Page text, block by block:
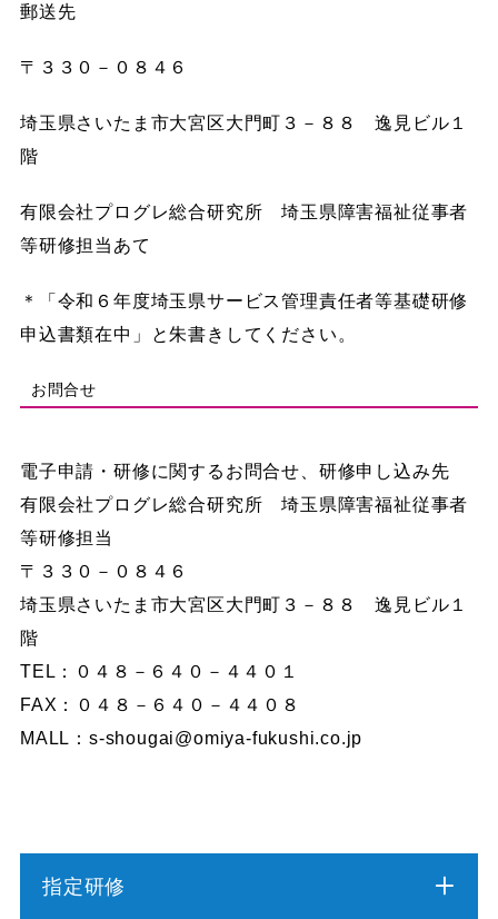
郵送先
〒３３０－０８４６
埼玉県さいたま市大宮区大門町３－８８ 逸見ビル１
階
有限会社プログレ総合研究所 埼玉県障害福祉従事者
等研修担当あて
＊「令和６年度埼玉県サービス管理責任者等基礎研修
申込書類在中」と朱書きしてください。
お問合せ
電子申請・研修に関するお問合せ、研修申し込み先
有限会社プログレ総合研究所 埼玉県障害福祉従事者
等研修担当
〒３３０－０８４６
埼玉県さいたま市大宮区大門町３－８８ 逸見ビル１
階
TEL：０４８－６４０－４４０１
FAX：０４８－６４０－４４０８
MALL：s-shougai@omiya-fukushi.co.jp
指定研修